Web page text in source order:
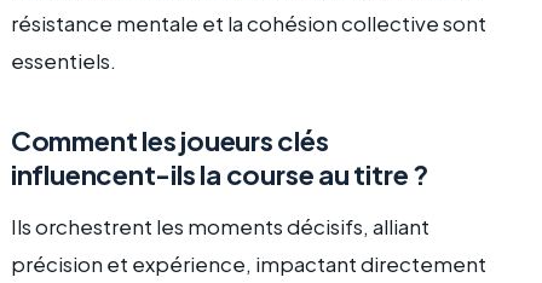
résistance mentale et la cohésion collective sont
essentiels.
Comment les joueurs clés
influencent-ils la course au titre ?
Ils orchestrent les moments décisifs, alliant
précision et expérience, impactant directement